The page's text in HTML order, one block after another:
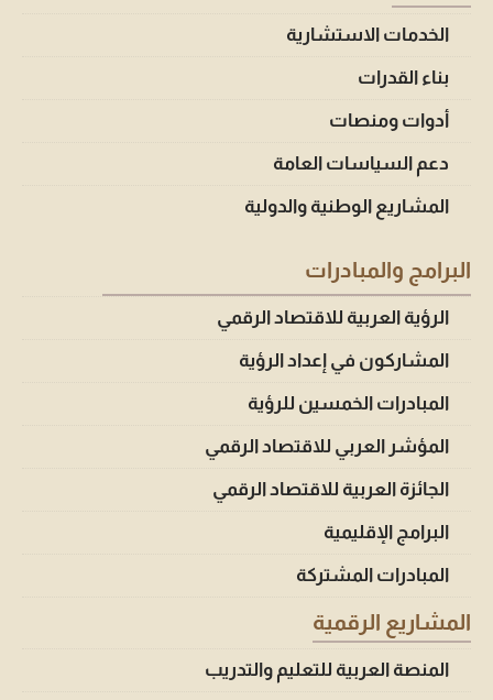
الخدمات الاستشارية
بناء القدرات
أدوات ومنصات
دعم السياسات العامة
المشاريع الوطنية والدولية
البرامج والمبادرات
الرؤية العربية للاقتصاد الرقمي
المشاركون في إعداد الرؤية
المبادرات الخمسين للرؤية
المؤشر العربي للاقتصاد الرقمي
الجائزة العربية للاقتصاد الرقمي
البرامج الإقليمية
المبادرات المشتركة
المشاريع الرقمية
المنصة العربية للتعليم والتدريب